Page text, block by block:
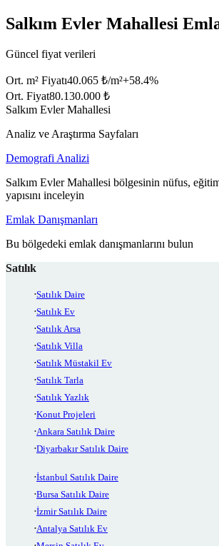
Salkım Evler Mahallesi
Güncel fiyat verileri
Ort. m² Fiyatı40.065 ₺/m²+58.4%
Ort. Fiyat80.130.000 ₺
Salkım Evler Mahallesi
Analiz ve Araştırma Sayfaları
Demografi Analizi
Salkım Evler Mahallesi bölgesinin nüfus,
yapısını inceleyin
Emlak Danışmanları
Bu bölgedeki emlak danışmanlarını bulun
Satılık
Satılık Daire
Satılık Ev
Satılık Arsa
Satılık Villa
Satılık Müstakil Ev
Satılık Tarla
Satılık Yazlık
Konut Projeleri
Ankara Satılık Daire
Diyarbakır Satılık Daire
İstanbul Satılık Daire
Bursa Satılık Daire
İzmir Satılık Daire
Antalya Satılık Ev